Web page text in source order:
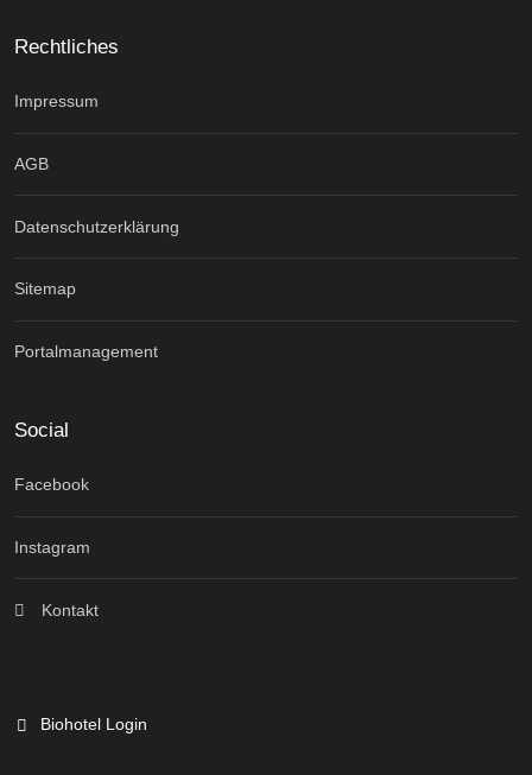
Rechtliches
Impressum
AGB
Datenschutzerklärung
Sitemap
Portalmanagement
Social
Facebook
Instagram
Kontakt
Biohotel Login